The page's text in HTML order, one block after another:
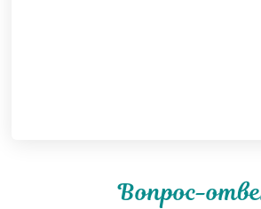
Вопрос-